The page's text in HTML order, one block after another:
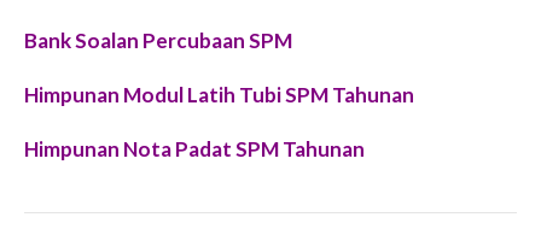
Bank Soalan Percubaan SPM
Himpunan Modul Latih Tubi SPM Tahunan
Himpunan Nota Padat SPM Tahunan